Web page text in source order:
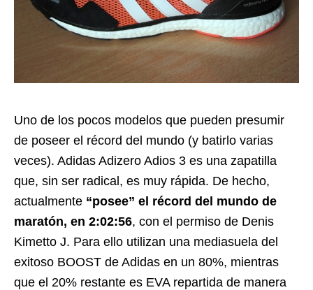
Uno de los pocos modelos que pueden presumir
de poseer el récord del mundo (y batirlo varias
veces). Adidas Adizero Adios 3 es una zapatilla
que, sin ser radical, es muy rápida. De hecho,
actualmente “posee” el récord del mundo de
maratón, en 2:02:56, con el permiso de Denis
Kimetto J. Para ello utilizan una mediasuela del
exitoso BOOST de Adidas en un 80%, mientras
que el 20% restante es EVA repartida de manera